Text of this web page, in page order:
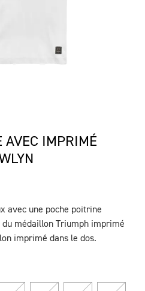
AVEC IMPRIMÉ
avec une poche poitrine
du médaillon Triumph imprimé
imprimé dans le dos.